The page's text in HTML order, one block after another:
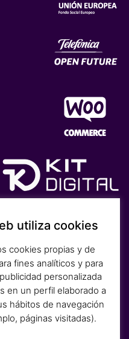
utiliza cookies
cookies propias y de
fines analíticos y para
personalizada
en un perfil elaborado a
hábitos de navegación
páginas visitadas).